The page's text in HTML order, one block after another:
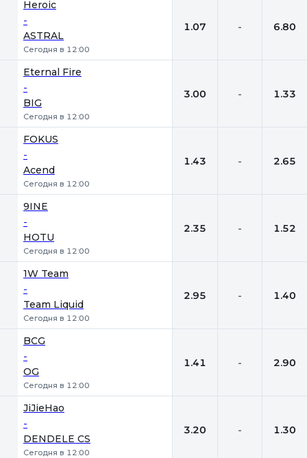
Heroic
-
ASTRAL
Сегодня в 12:00
1.07 - 6.80
Eternal Fire
-
BIG
Сегодня в 12:00
3.00 - 1.33
FOKUS
-
Acend
Сегодня в 12:00
1.43 - 2.65
9INE
-
HOTU
Сегодня в 12:00
2.35 - 1.52
1W Team
-
Team Liquid
Сегодня в 12:00
2.95 - 1.40
BCG
-
OG
Сегодня в 12:00
1.41 - 2.90
JiJieHao
-
DENDELE CS
Сегодня в 12:00
3.20 - 1.30